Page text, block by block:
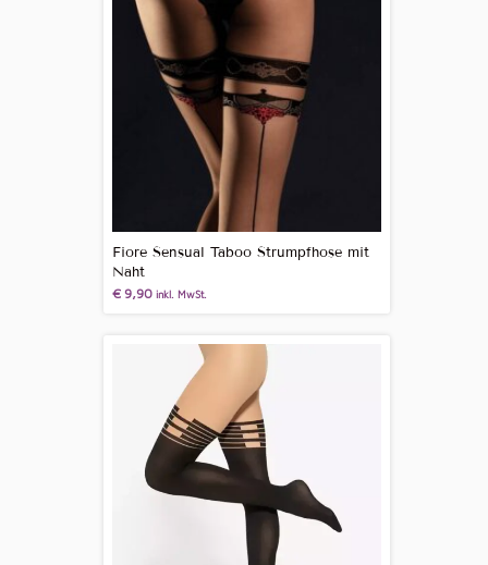
Fiore Sensual Taboo Strumpfhose mit
Naht
€9,90 inkl. MwSt.